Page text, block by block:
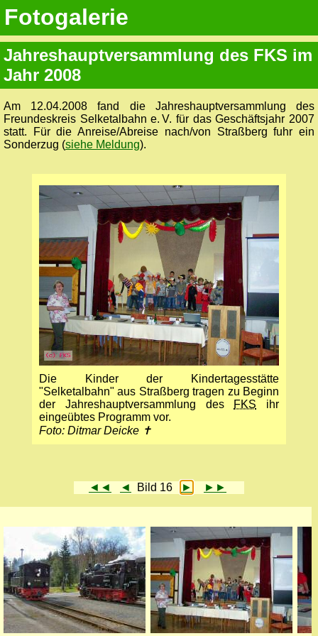
Fotogalerie
Jahreshauptversammlung des FKS im
Jahr 2008
Am 12.04.2008 fand die Jahreshauptversammlung des
Freundeskreis Selketalbahn e. V. für das Geschäftsjahr 2007
statt. Für die Anreise/Abreise nach/von Straßberg fuhr ein
Sonderzug (siehe Meldung).
Die Kinder der Kindertagesstätte
"Selketalbahn" aus Straßberg tragen zu Beginn
der Jahreshauptversammlung des FKS ihr
eingeübtes Programm vor.
Foto: Ditmar Deicke ✝
◄◄ ◄ Bild 16 ► ►►